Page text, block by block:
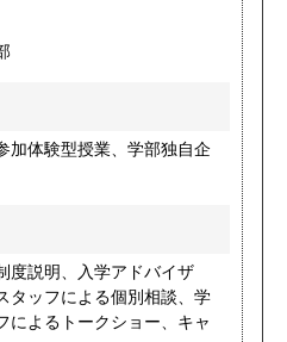
加体験型授業、学部独自企
度説明、入学アドバイザ
タッフによる個別相談、学
によるトークショー、キャ